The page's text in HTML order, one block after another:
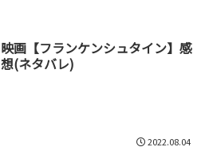
映画【フランケンシュタイン】感
想(ネタバレ)
2022.08.04